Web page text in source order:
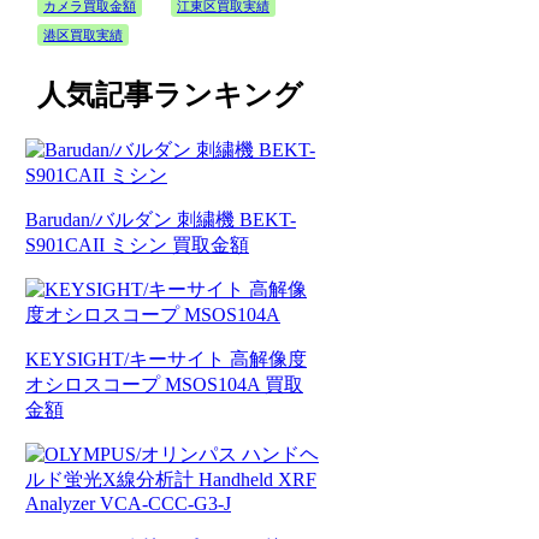
カメラ買取金額 江東区買取実績
港区買取実績
人気記事ランキング
Barudan/バルダン 刺繍機 BEKT-
S901CAII ミシン 買取金額
KEYSIGHT/キーサイト 高解像度
オシロスコープ MSOS104A 買取
金額